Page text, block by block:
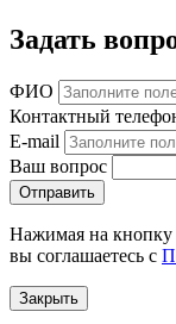
Задать
ФИО
Контактный
E-mail
Ваш вопрос
Отправить
Нажимая на кнопку
вы соглашаетесь с
Закрыть